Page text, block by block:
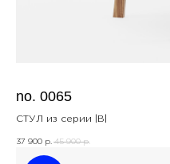
no. 0065
СТУЛ из серии |B|
37 900 р. 45 900 р.